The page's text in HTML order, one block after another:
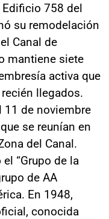
758 del
su remodelación
Canal de
mantiene siete
activa que
llegados.
11 de noviembre
se reunían en
del Canal.
“Grupo de la
de AA
En 1948,
conocida